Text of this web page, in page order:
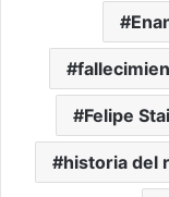
Felipe
historia del